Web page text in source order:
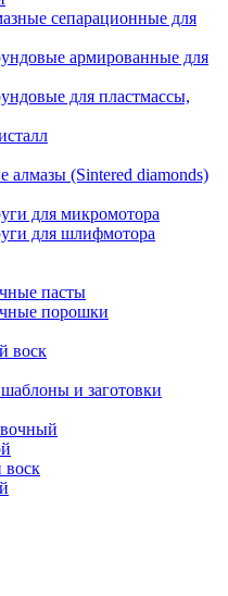
сепарационные для
армированные для
для пластмассы,
алмазы (Sintered diamonds)
для микромотора
для шлифмотора
пасты
порошки
воск
и заготовки